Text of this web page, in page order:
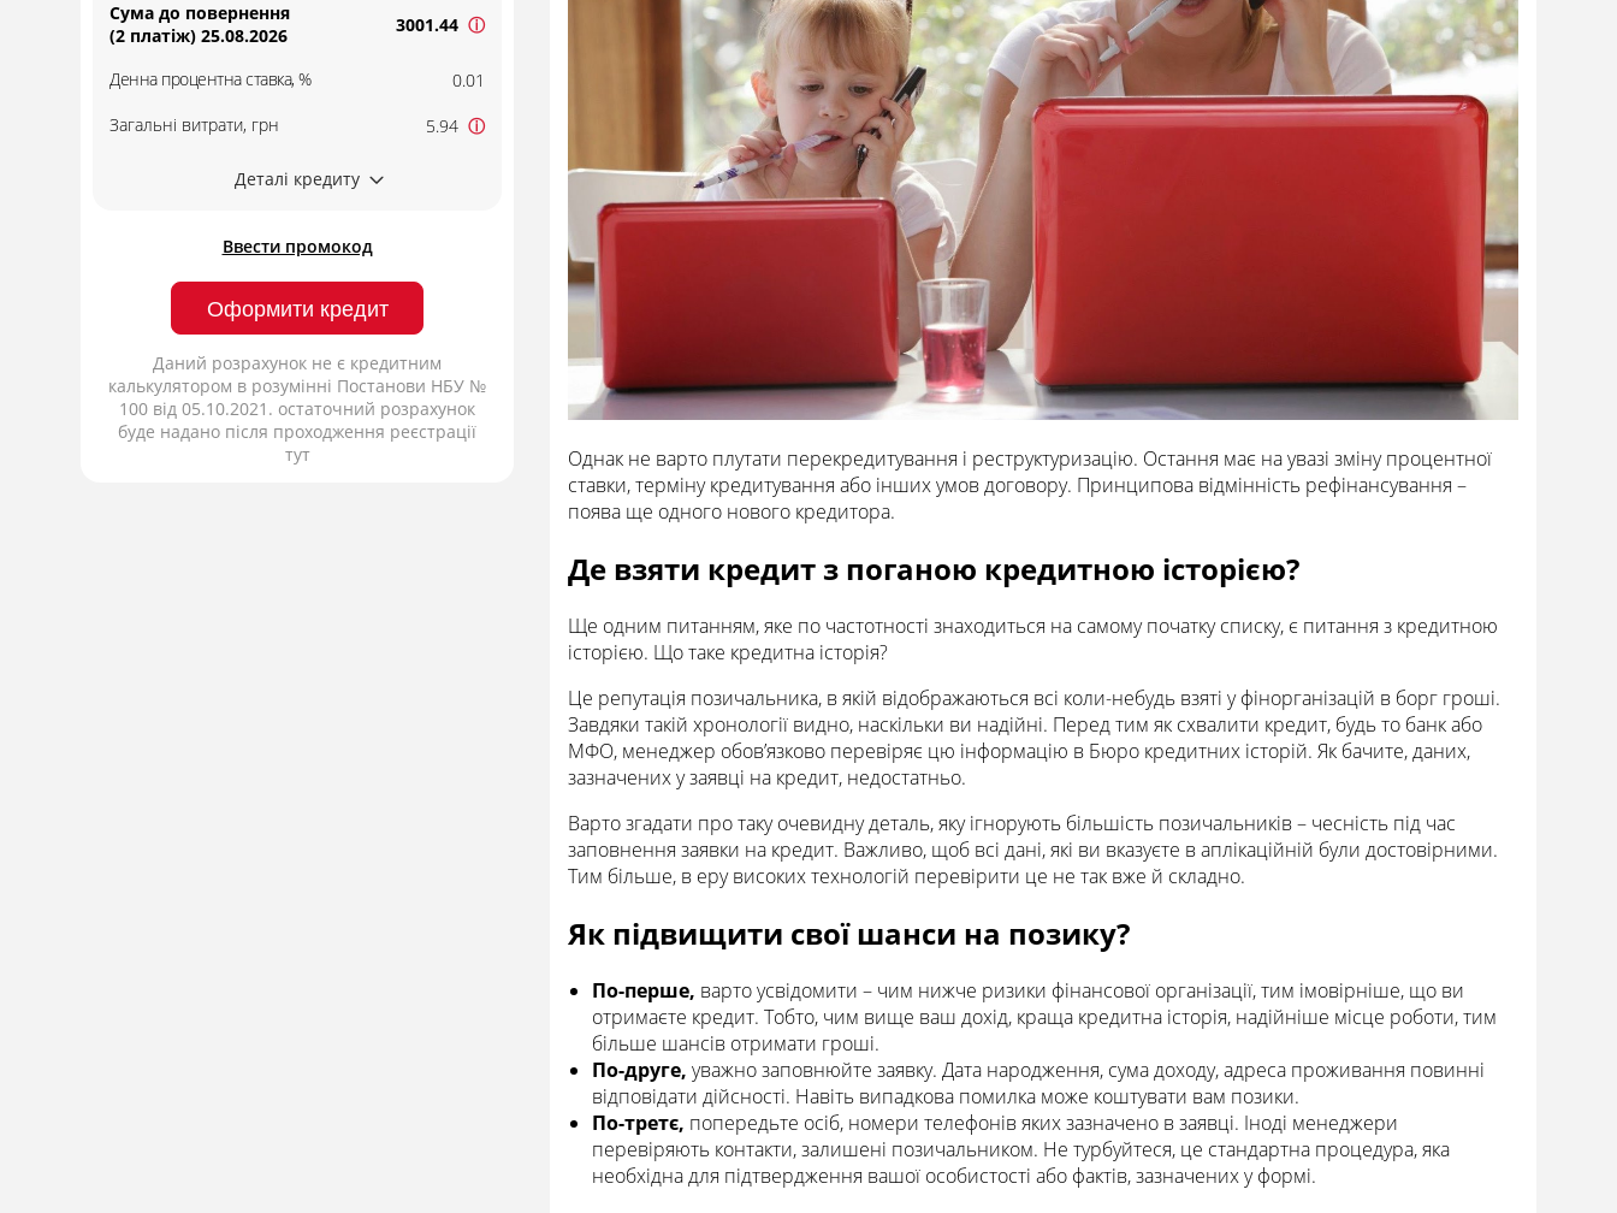
Сума до повернення
(2 платіж) 25.08.2026
3001.44 ⓘ
Денна процентна ставка, %
0.01
Загальні витрати, грн
5.94 ⓘ
Деталі кредиту
Ввести промокод
Оформити кредит
Даний розрахунок не є кредитним
калькулятором в розумінні Постанови НБУ №
100 від 05.10.2021. остаточний розрахунок
буде надано після проходження реєстрації
тут
Однак не варто плутати перекредитування і реструктуризацію. Остання має на увазі зміну процентної
ставки, терміну кредитування або інших умов договору. Принципова відмінність рефінансування –
поява ще одного нового кредитора.
Де взяти кредит з поганою кредитною історією?
Ще одним питанням, яке по частотності знаходиться на самому початку списку, є питання з кредитною
історією. Що таке кредитна історія?
Це репутація позичальника, в якій відображаються всі коли-небудь взяті у фінорганізацій в борг гроші.
Завдяки такій хронології видно, наскільки ви надійні. Перед тим як схвалити кредит, будь то банк або
МФО, менеджер обов’язково перевіряє цю інформацію в Бюро кредитних історій. Як бачите, даних,
зазначених у заявці на кредит, недостатньо.
Варто згадати про таку очевидну деталь, яку ігнорують більшість позичальників – чесність під час
заповнення заявки на кредит. Важливо, щоб всі дані, які ви вказуєте в аплікаційній були достовірними.
Тим більше, в еру високих технологій перевірити це не так вже й складно.
Як підвищити свої шанси на позику?
​По-перше, варто усвідомити – чим нижче ризики фінансової організації, тим імовірніше, що ви
отримаєте кредит. Тобто, чим вище ваш дохід, краща кредитна історія, надійніше місце роботи, тим
більше шансів отримати гроші.
​По-друге, уважно заповнюйте заявку. Дата народження, сума доходу, адреса проживання повинні
відповідати дійсності. Навіть випадкова помилка може коштувати вам позики.
По-третє, попередьте осіб, номери телефонів яких зазначено в заявці. Іноді менеджери
перевіряють контакти, залишені позичальником. Не турбуйтеся, це стандартна процедура, яка
необхідна для підтвердження вашої особистості або фактів, зазначених у формі.